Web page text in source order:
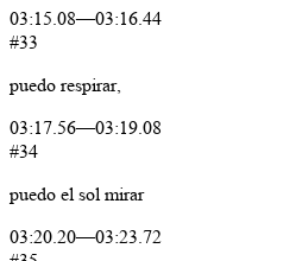
03:15.08—03:16.44
#33
puedo respirar,
03:17.56—03:19.08
#34
puedo el sol mirar
03:20.20—03:23.72